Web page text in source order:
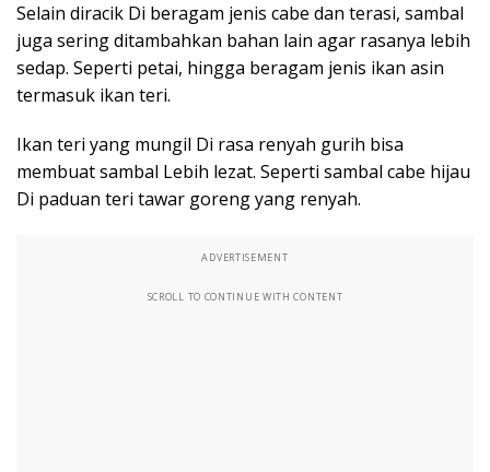
Selain diracik Di beragam jenis cabe dan terasi, sambal
juga sering ditambahkan bahan lain agar rasanya lebih
sedap. Seperti petai, hingga beragam jenis ikan asin
termasuk ikan teri.
Ikan teri yang mungil Di rasa renyah gurih bisa
membuat sambal Lebih lezat. Seperti sambal cabe hijau
Di paduan teri tawar goreng yang renyah.
ADVERTISEMENT
SCROLL TO CONTINUE WITH CONTENT